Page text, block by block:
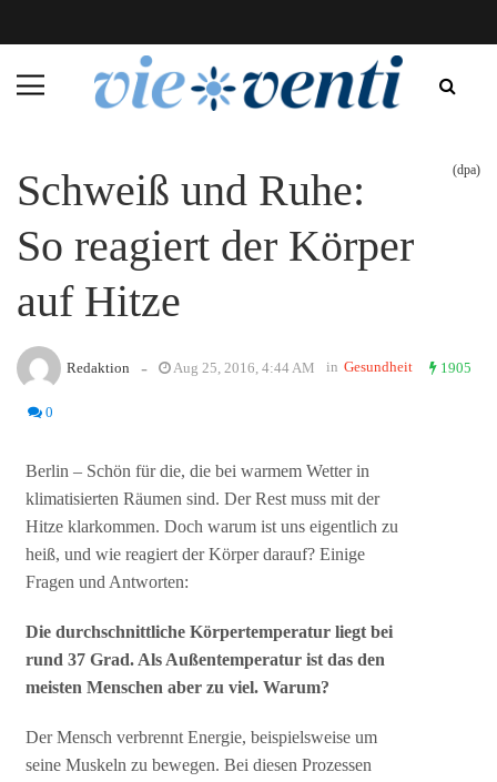
Schweiß und Ruhe:
So reagiert der Körper
auf Hitze
(dpa)
Redaktion - Aug 25, 2016, 4:44 AM in Gesundheit 1905
0
Berlin – Schön für die, die bei warmem Wetter in
klimatisierten Räumen sind. Der Rest muss mit der
Hitze klarkommen. Doch warum ist uns eigentlich zu
heiß, und wie reagiert der Körper darauf? Einige
Fragen und Antworten:
Die durchschnittliche Körpertemperatur liegt bei
rund 37 Grad. Als Außentemperatur ist das den
meisten Menschen aber zu viel. Warum?
Der Mensch verbrennt Energie, beispielsweise um
seine Muskeln zu bewegen. Bei diesen Prozessen